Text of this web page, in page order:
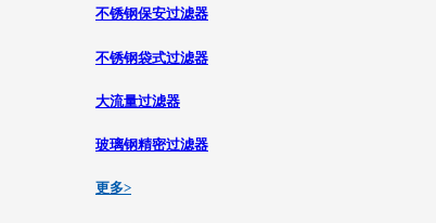
不锈钢保安过滤器
不锈钢袋式过滤器
大流量过滤器
玻璃钢精密过滤器
更多>